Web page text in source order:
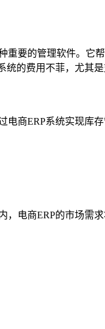
要的管理软件。它
的费用不菲，尤其
商ERP系统实现库
电商ERP的市场需求